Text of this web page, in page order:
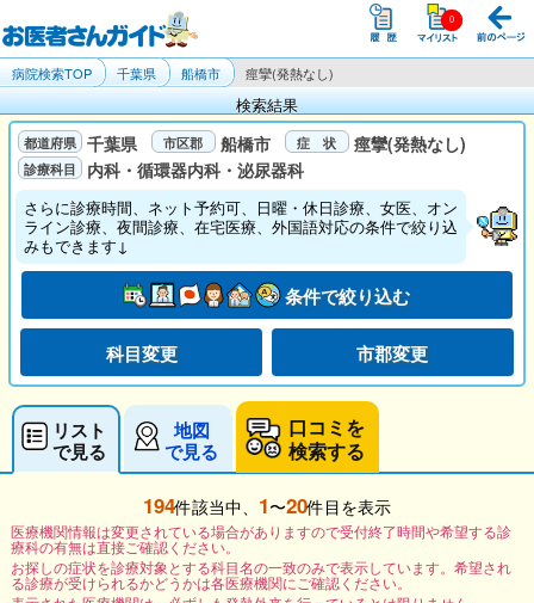
病院検索TOP 千葉県 船橋市 痙攣(発熱なし)
検索結果
千葉県 船橋市
痙攣(発熱なし)
内科・循環器内科・泌尿器科
さらに診療時間、ネット予約可、日曜・休日診療、女医、オン
ライン診療、夜間診療、在宅医療、外国語対応の条件で絞り込
みもできます↓
条件で絞り込む
科目変更 市郡変更
リスト
で見る
地図
で見る
口コミを
検索する
194件該当中、 1〜20件目を表示
医療機関情報は変更されている場合がありますので受付終了時間や希望する診
療科の有無は直接ご確認ください。
お探しの症状を診療対象とする科目名の一致のみで表示しています。希望され
る診療が受けられるかどうかは各医療機関にご確認ください。